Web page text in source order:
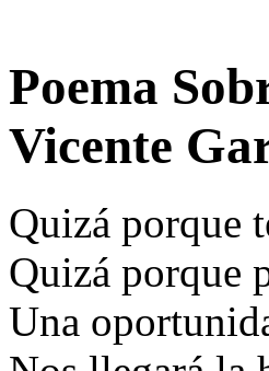
Poema
Vicente
Quizá porque
Quizá porque
Una